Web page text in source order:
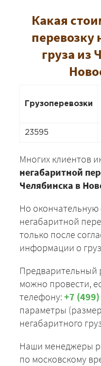
Какая
перевозку
груза из
Грузоперевозки
23595
Многих клиентов
негабаритной
Челябинска в
Но окончательную
негабаритной
только после
информации о
Предварительный
можно провести,
телефону: +7
параметры
негабаритного
Наши менеджеры
по московскому